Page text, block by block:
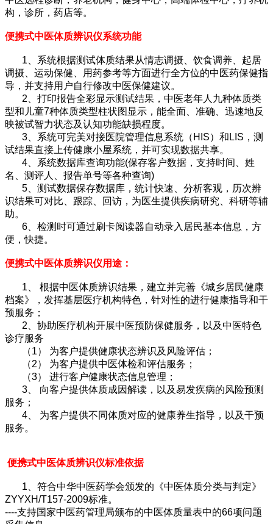
构，诊所，药店等。
便携式中医体质辨识仪系统功能
1、系统根据测试体质结果从情志调摄、饮食调养、起居
调摄、运动保健、用药参考等方面进行全方位的中医药保健指
导，并支持用户自行修改中医保健建议。
2、打印报告全彩显示测试结果，中医老年人九种体质类
型和儿童7种体质类型柱状图显示，能全面、准确、迅速地反
映被试智力状态及认知功能缺损程度。
3、系统可完美对接医院管理信息系统（HIS）和LIS，测
试结果直接上传健康小屋系统，并可实现数据共享。
4、系统数据库查询功能(保存客户数据，支持时间、姓
名、测评人、报告单号等各种查询)
5、测试数据保存数据库，统计快速、分析客观，历次辨
识结果可对比、跟踪、回访，为医生提供疾病研究、科研等辅
助。
6、检测时可通过刷卡阅读器自动录入居民基本信息，方
便，快捷。
便携式中医体质辨识仪用途：
1、 根据中医体质辨识结果，建立并完善《城乡居民健康
档案》，发挥基层医疗机构特色，针对性的进行健康指导和干
预服务；
2、协助医疗机构开展中医预防保健服务，以及中医特色
诊疗服务
（1） 为客户提供健康状态辨识及风险评估；
（2） 为客户提供中医体检和评估服务；
（3） 进行客户健康状态信息管理；
3、 向客户提供体质成因解读，以及易发疾病的风险预测
服务；
4、 为客户提供不同体质对应的健康养生指导，以及干预
服务。
便携式中医体质辨识仪标准依据
1、符合中华中医药学会颁发的《中医体质分类与判定》
ZYYXH/T157-2009标准。
----支持国家中医药管理局颁布的中医体质量表中的66项问题